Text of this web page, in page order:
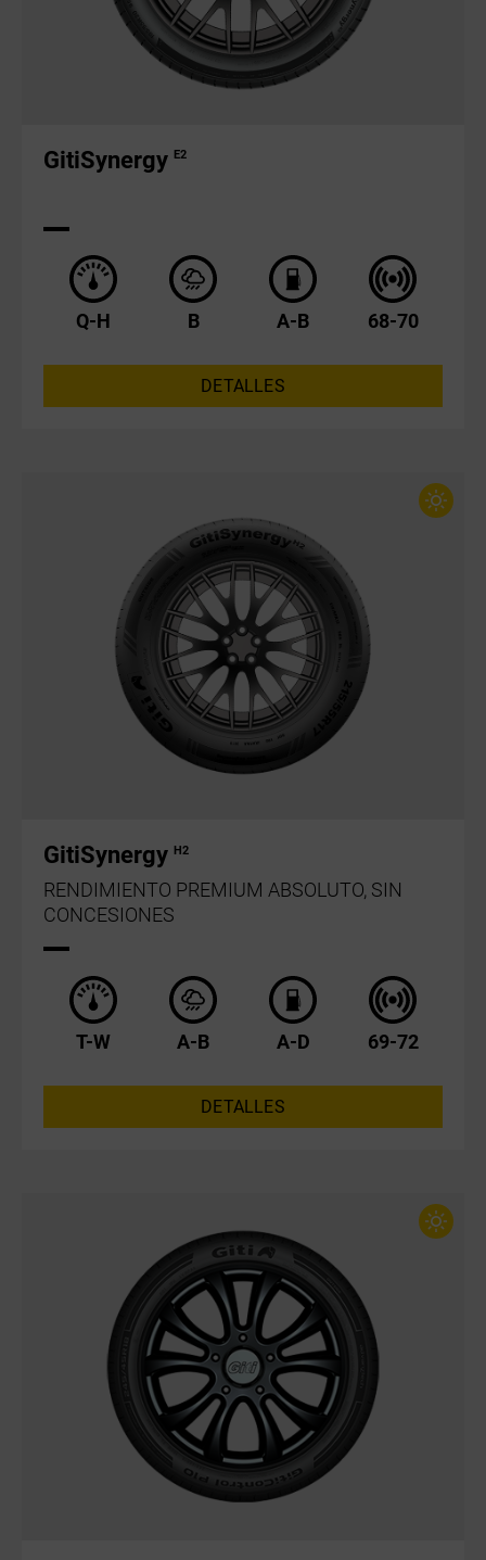
GitiSynergy E2
Q-H B A-B 68-70
DETALLES
GitiSynergy H2
RENDIMIENTO PREMIUM ABSOLUTO, SIN
CONCESIONES
T-W A-B A-D 69-72
DETALLES